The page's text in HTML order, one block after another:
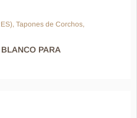
, Tapones de Corchos,
PARA